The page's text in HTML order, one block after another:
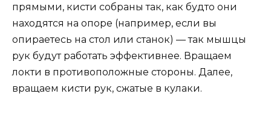
прямыми, кисти собраны так, как будто они
находятся на опоре (например, если вы
опираетесь на стол или станок) — так мышцы
рук будут работать эффективнее. Вращаем
локти в противоположные стороны. Далее,
вращаем кисти рук, сжатые в кулаки.